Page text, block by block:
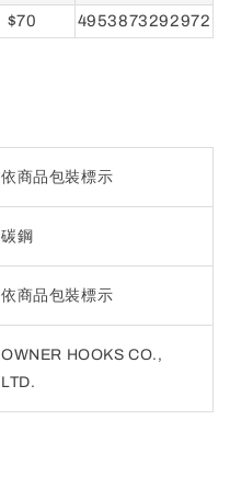
$70 4953873292972
依商品包裝標示
碳鋼
依商品包裝標示
OWNER HOOKS CO.,
LTD.